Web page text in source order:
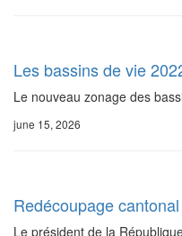
Les bassins de vie
Le nouveau zonage des
june 15, 2026
Redécoupage
Le président de la